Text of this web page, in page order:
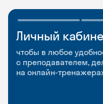
Личный
чтобы в любое
с преподавателем,
на онлайн-
Мобильное
приложение
чтобы заниматься и
и когда удобно
Разговорные
и Talks
Групповые занятия
и индивидуальные